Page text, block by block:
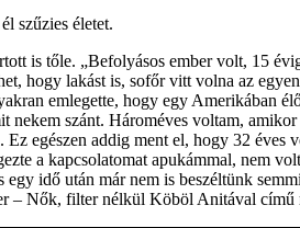
szűzies életet.
is tőle. „Befolyásos ember volt, 15
hogy lakást is, sofőr vitt volna az
emlegette, hogy egy Amerikában
nekem szánt. Hároméves voltam,
egészen addig ment el, hogy 32
a kapcsolatomat apukámmal, nem
idő után már nem is beszéltünk
– Nők, filter nélkül Köböl Anitával című